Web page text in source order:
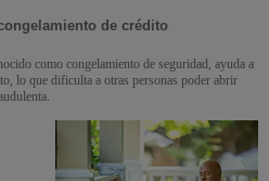
de crédito
como congelamiento de seguridad, ayuda a
lo que dificulta a otras personas poder abrir